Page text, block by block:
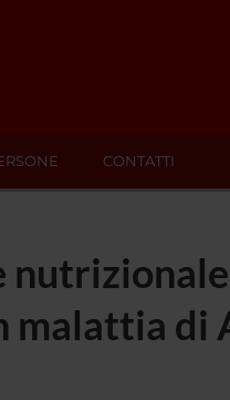
CONTATTI
malattia di